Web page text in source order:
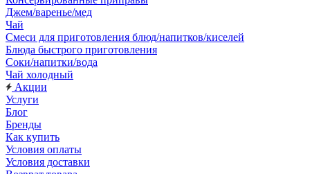
Джем/варенье/мед
Чай
Смеси для приготовления блюд/напитков/киселей
Блюда быстрого приготовления
Соки/напитки/вода
Чай холодный
Акции
Услуги
Блог
Бренды
Как купить
Условия оплаты
Условия доставки